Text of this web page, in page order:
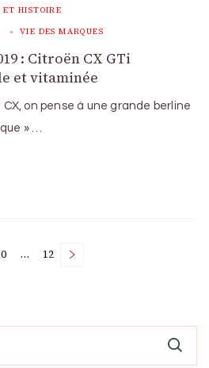
ET HISTOIRE
VIE DES MARQUES
: Citroën CX GTi
et vitaminée
on pense à une grande berline
» …
Page… Page
12